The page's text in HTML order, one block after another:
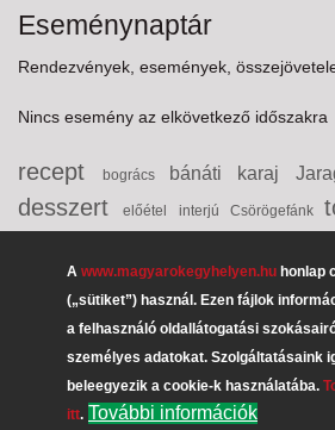
Eseménynaptár
Rendezvények, események,
Nincs esemény az elkövetkező időszakra
receptbogrács bánáti karaj
desszertelőétel interjúCsörögefánk
Jakumetović (Andrasics) Rozália
Molnár Teca közösségépítők sváb
Magyarház Alapítvány
Jákli-Kovács Enikő Uruguay
emlékév
A www.magyarokegyhelyen.hu honlap
(„sütiket”) használ. Ezen fájlok
a felhasználó oldallátogatási
személyes adatokat. Szolgáltatásaink
beleegyezik a cookie-k használatába.
itt. További információk